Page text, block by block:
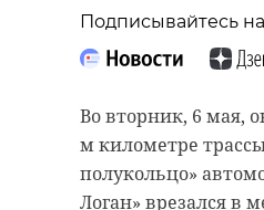
Подписывайтесь
Во вторник, 6 мая,
м километре
полукольцо»
Логан» врезался в
Подписывайтесь
Сотрудники
рассказали о двух
собаками,
или ямы в
Подписывайтесь
С 2 по 6 мая городе
Челябинской
первенство России
велосипедному